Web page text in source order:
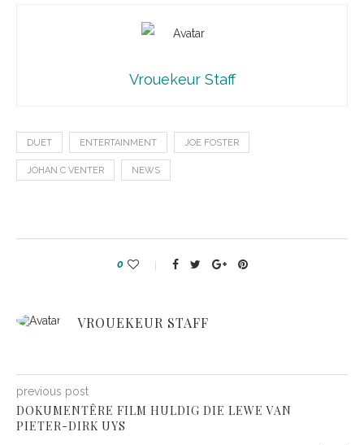
Vrouekeur Staff
DUET ENTERTAINMENT JOE FOSTER
JOHAN C VENTER NEWS
0
VROUEKEUR STAFF
previous post
DOKUMENTÊRE FILM HULDIG DIE LEWE VAN
PIETER-DIRK UYS